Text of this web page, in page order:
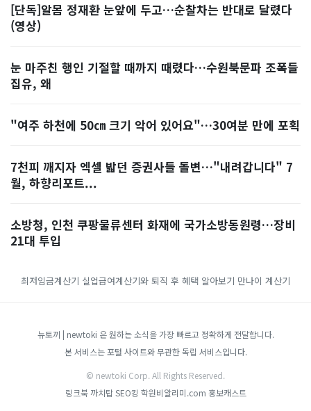
[단독]알몸 정재환 눈앞에 두고…순찰차는 반대로 달렸다
(영상)
눈 마주친 행인 기절할 때까지 때렸다…수원북문파 조폭들
집유, 왜
"여주 하천에 50㎝ 크기 악어 있어요"…30여분 만에 포획
7천피 깨지자 엑셀 밟던 증권사들 돌변…"내려갑니다" 7
월, 하향리포트...
소방청, 인천 쿠팡물류센터 화재에 국가소방동원령…장비
21대 투입
최저임금계산기 실업급여계산기와 퇴직 후 혜택 알아보기 만나이 계산기
뉴토끼 | newtoki 은 원하는 소식을 가장 빠르고 정확하게 전달합니다.
본 서비스는 포털 사이트와 무관한 독립 서비스입니다.
© newtoki Corp. All Rights Reserved.
링크북 까치탑 SEO킹 학원비알리미.com 홍보캐스트